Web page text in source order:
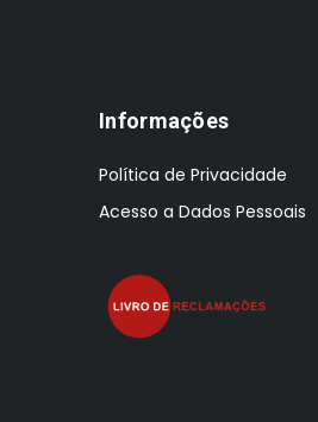
Informações
Política de Privacidade
Acesso a Dados Pessoais